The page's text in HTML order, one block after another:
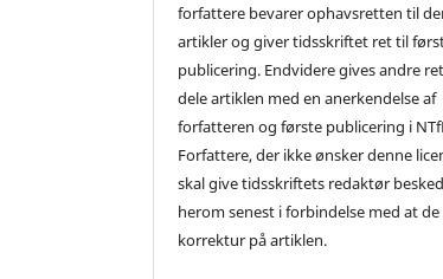
forfattere bevarer ophavsretten til
artikler og giver tidsskriftet ret til
publicering. Endvidere gives andre
dele artiklen med en anerkendelse af
forfatteren og første publicering i
Forfattere, der ikke ønsker denne
skal give tidsskriftets redaktør besked
herom senest i forbindelse med at
korrektur på artiklen.